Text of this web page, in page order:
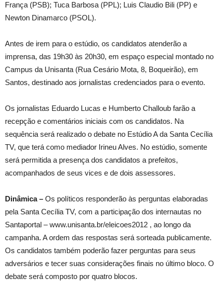
França (PSB); Tuca Barbosa (PPL); Luis Claudio Bili (PP) e
Newton Dinamarco (PSOL).
Antes de irem para o estúdio, os candidatos atenderão a
imprensa, das 19h30 às 20h30, em espaço especial montado no
Campus da Unisanta (Rua Cesário Mota, 8, Boqueirão), em
Santos, destinado aos jornalistas credenciados para o evento.
Os jornalistas Eduardo Lucas e Humberto Challoub farão a
recepção e comentários iniciais com os candidatos. Na
sequência será realizado o debate no Estúdio A da Santa Cecília
TV, que terá como mediador Irineu Alves. No estúdio, somente
será permitida a presença dos candidatos a prefeitos,
acompanhados de seus vices e de dois assessores.
Dinâmica – Os políticos responderão às perguntas elaboradas
pela Santa Cecília TV, com a participação dos internautas no
Santaportal – www.unisanta.br/eleicoes2012 , ao longo da
campanha. A ordem das respostas será sorteada publicamente.
Os candidatos também poderão fazer perguntas para seus
adversários e tecer suas considerações finais no último bloco. O
debate será composto por quatro blocos.